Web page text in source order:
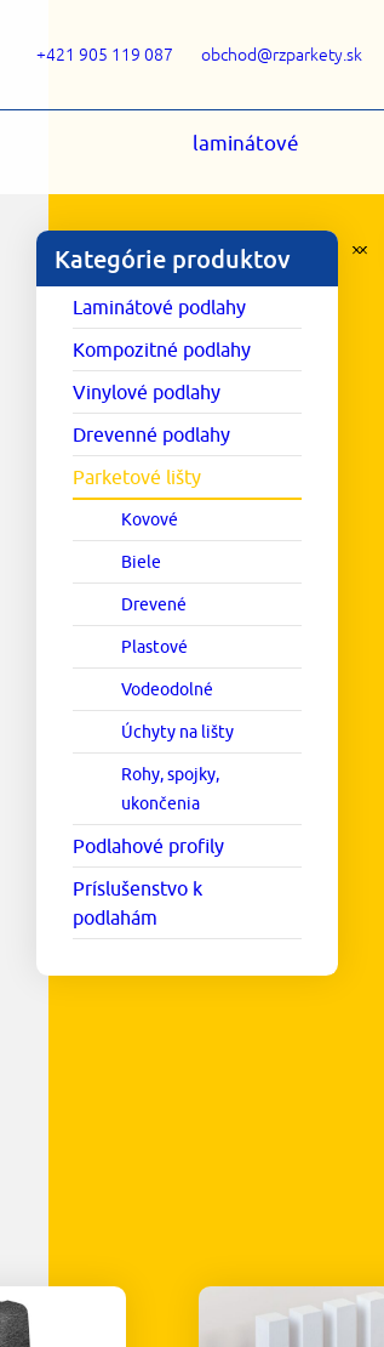
+421 905 119 087 obchod@rzparkety.sk
laminátové
Kategórie produktov
Laminátové podlahy
Kompozitné podlahy
Vinylové podlahy
Drevenné podlahy
Parketové lišty
Kovové
Biele
Drevené
Plastové
Vodeodolné
Úchyty na lišty
Rohy, spojky,
ukončenia
Podlahové profily
Príslušenstvo k
podlahám